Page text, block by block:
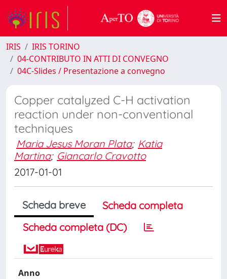
IRIS
IRIS TORINO
04-CONTRIBUTO IN ATTI DI CONVEGNO
04C-Slides / Presentazione a convegno
Copper catalyzed C-H activation
reaction under non-conventional
techniques
Maria Jesus Moran Plata; Katia
Martina; Giancarlo Cravotto
2017-01-01
Scheda breve
Scheda completa
Scheda completa (DC)
Anno